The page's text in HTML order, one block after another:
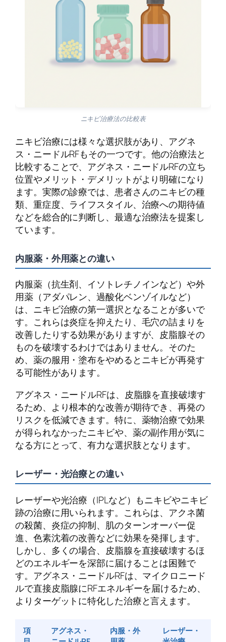
ニキビ治療法の比較表
ニキビ治療には様々な選択肢があり、アグネ
ス・ニードルRFもその一つです。他の治療法と
比較することで、アグネス・ニードルRFの立ち
位置やメリット・デメリットがより明確になり
ます。実際の診療では、患者さんのニキビの種
類、重症度、ライフスタイル、治療への期待値
などを総合的に判断し、最適な治療法を提案し
ています。
内服薬・外用薬との違い
内服薬（抗生剤、イソトレチノインなど）や外
用薬（アダパレン、過酸化ベンゾイルなど）
は、ニキビ治療の第一選択となることが多いで
す。これらは炎症を抑えたり、毛穴の詰まりを
改善したりする効果がありますが、皮脂腺その
ものを破壊するわけではありません。そのた
め、薬の服用・塗布をやめるとニキビが再発す
る可能性があります。
アグネス・ニードルRFは、皮脂腺を直接破壊す
るため、より根本的な改善が期待でき、再発の
リスクを低減できます。特に、薬物治療で効果
が得られなかったニキビや、薬の副作用が気に
なる方にとって、有力な選択肢となります。
レーザー・光治療との違い
レーザーや光治療（IPLなど）もニキビやニキビ
跡の治療に用いられます。これらは、アクネ菌
の殺菌、炎症の抑制、肌のターンオーバー促
進、色素沈着の改善などに効果を発揮します。
しかし、多くの場合、皮脂腺を直接破壊するほ
どのエネルギーを深部に届けることは困難で
す。アグネス・ニードルRFは、マイクロニード
ルで直接皮脂腺にRFエネルギーを届けるため、
よりターゲットに特化した治療と言えます。
項
アグネス・
内服・外
レーザー・